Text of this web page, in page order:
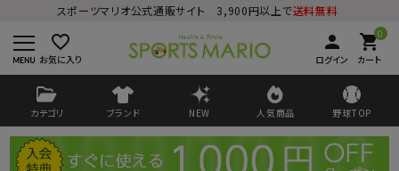
スポーツマリオ公式通販サイト 3,900円以上で送料無料
favorite_border
お気に入り
person
ログイン
0
shopping_cart
カート
カテゴリ ブランド NEW 人気商品 野球TOP